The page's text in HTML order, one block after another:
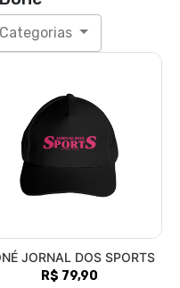
Categorias
JORNAL DOS SPORTS
R$ 79,90